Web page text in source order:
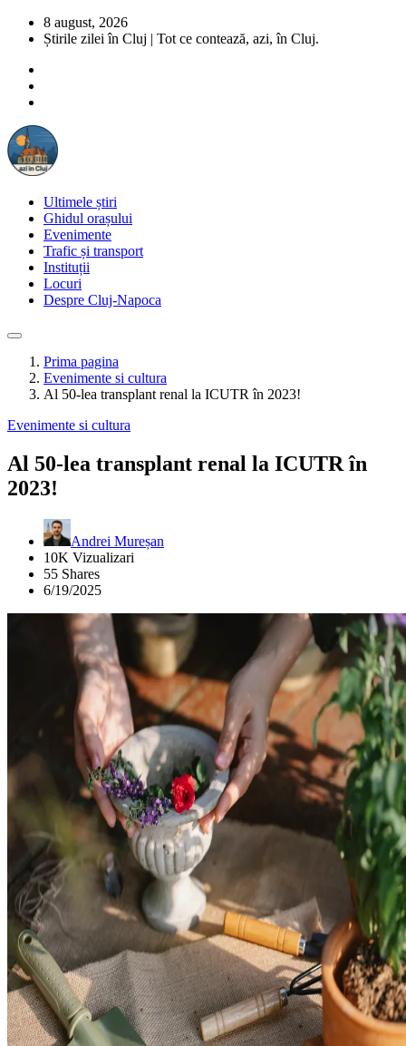
8 august, 2026
Știrile zilei în Cluj | Tot ce contează, azi, în Cluj.
Ultimele știri
Ghidul orașului
Evenimente
Trafic și transport
Instituții
Locuri
Despre Cluj-Napoca
Prima pagina
Evenimente si cultura
Al 50-lea transplant renal la ICUTR în 2023!
Evenimente si cultura
Al 50-lea transplant renal la ICUTR în
2023!
Andrei Mureșan
10K Vizualizari
55 Shares
6/19/2025